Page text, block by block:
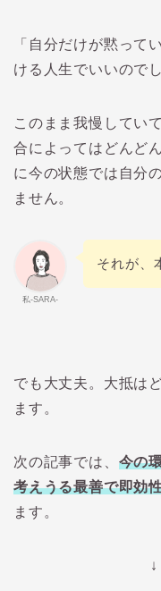
「自分だけが黙って
ける人生でいいので
このまま我慢してい
合によってはどんど
に今の状態では自分
ません。
私-SARA-
それが、
でも大丈夫。大抵は
ます。
次の記事では、 今の
考えうる最善で即効
ます。